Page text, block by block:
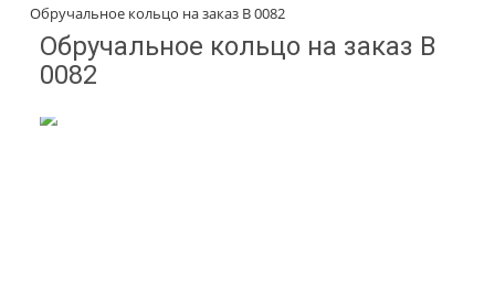
Обручальное кольцо на заказ В 0082
Обручальное кольцо на заказ В
0082